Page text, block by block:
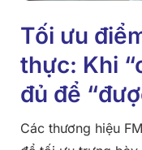
Tối ưu
thực: Khi
đủ để
Các thương hiệu